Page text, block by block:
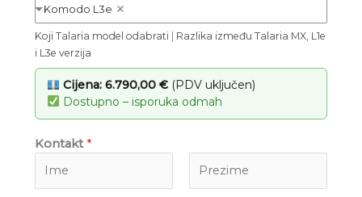
o
j
G
O
g
Komodo L3e
Koji Talaria model odabrati | Razlika između Talaria MX, L1e
i L3e verzija
Cijena: 6.790,00 €(PDV uključen)
Dostupno – isporuka odmah
Kontakt *